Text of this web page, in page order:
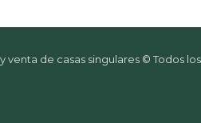
venta de casas singulares © Todos